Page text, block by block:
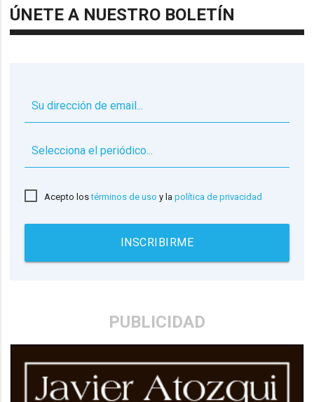
ÚNETE A NUESTRO BOLETÍN
Acepto lostérminos de uso y lapolítica de privacidad
INSCRIBIRME
PUBLICIDAD